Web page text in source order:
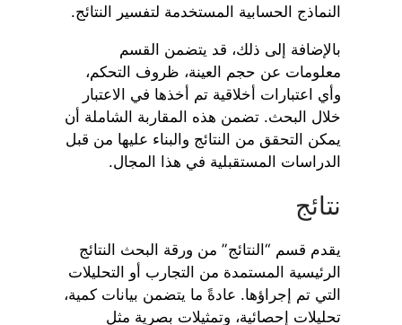
النماذج الحسابية المستخدمة لتفسير النتائج.
بالإضافة إلى ذلك، قد يتضمن القسم
معلومات عن حجم العينة، ظروف التحكم،
وأي اعتبارات أخلاقية تم أخذها في الاعتبار
خلال البحث. تضمن هذه المقاربة الشاملة أن
يمكن التحقق من النتائج والبناء عليها من قبل
الدراسات المستقبلية في هذا المجال.
نتائج
يقدم قسم “النتائج” من ورقة البحث النتائج
الرئيسية المستمدة من التجارب أو التحليلات
التي تم إجراؤها. عادةً ما يتضمن بيانات كمية،
تحليلات إحصائية، وتمثيلات بصرية مثل